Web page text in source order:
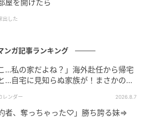
カレンダーは妊娠・出産・育児の情報サイト
でかけ情報、離乳食レシピまで。月間利用者1
以上。
作品をもっとみる
屋を開けたら
出した
ンガ記事ランキング
…私の家だよね？」海外赴任から帰宅
…自宅に見知らぬ家族が！まさかの真
レンダー 2026.8.7
約者、奪っちゃった♡」勝ち誇る妹⇒